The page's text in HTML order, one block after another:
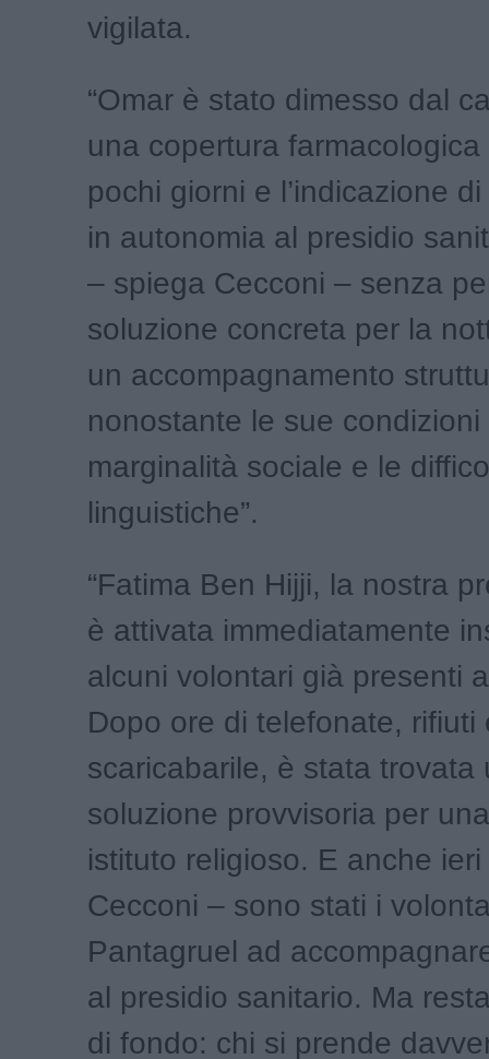
vigilata.
“Omar è stato dimesso dal
una copertura
pochi giorni e l’indicazione
in autonomia al presidio
– spiega Cecconi – senza
soluzione concreta per la
un accompagnamento
nonostante le sue
marginalità sociale e le
linguistiche”.
“Fatima Ben Hijji, la nostra
è attivata immediatamente
alcuni volontari già presenti
Dopo ore di telefonate, rifiuti
scaricabarile, è stata trovata
soluzione provvisoria per
istituto religioso. E anche
Cecconi – sono stati i
Pantagruel ad
al presidio sanitario. Ma
di fondo: chi si prende